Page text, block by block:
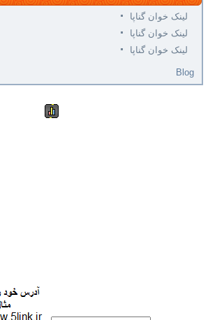
لینک خوان گناپا
لینک خوان گناپا
لینک خوان گناپا
Blog